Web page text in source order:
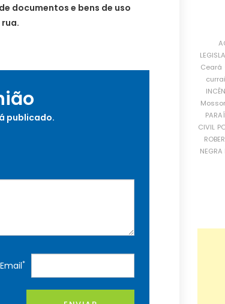
documentos e bens de uso
publicado.
Email*
Ceará
CIVIL
NEGRA